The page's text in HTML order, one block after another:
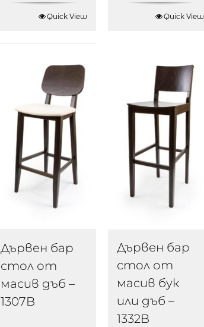
Quick View Quick View
Дървен бар
стол от
масив дъб –
1307B
Дървен бар
стол от
масив бук
или дъб –
1332B